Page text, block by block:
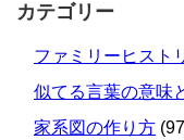
カテゴリー
ファミリーヒスト
似てる言葉の意味
家系図の作り方